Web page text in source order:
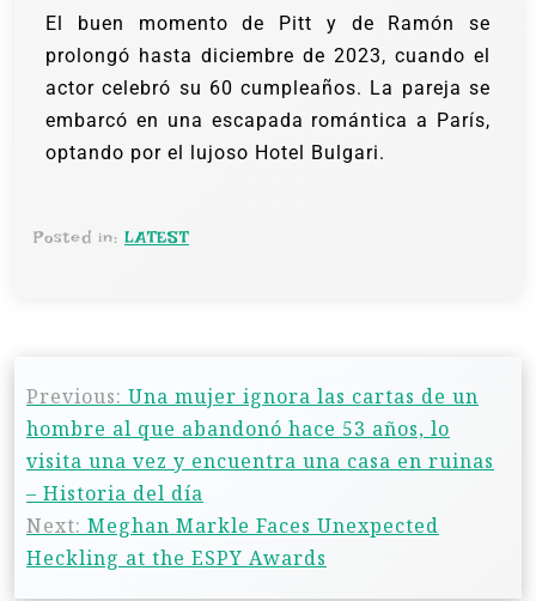
El buen momento de Pitt y de Ramón se
prolongó hasta diciembre de 2023, cuando el
actor celebró su 60 cumpleaños. La pareja se
embarcó en una escapada romántica a París,
optando por el lujoso Hotel Bulgari.
Posted in: LATEST
Previous: Una mujer ignora las cartas de un
hombre al que abandonó hace 53 años, lo
visita una vez y encuentra una casa en ruinas
– Historia del día
Next: Meghan Markle Faces Unexpected
Heckling at the ESPY Awards